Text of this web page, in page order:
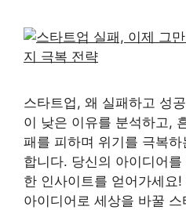
스타트업, 왜 실패하고 성
이 낮은 이유를 분석하고,
패를 피하며 위기를 극복
합니다. 당신의 아이디어
한 인사이트를 얻어가세요
아이디어로 세상을 바꿀